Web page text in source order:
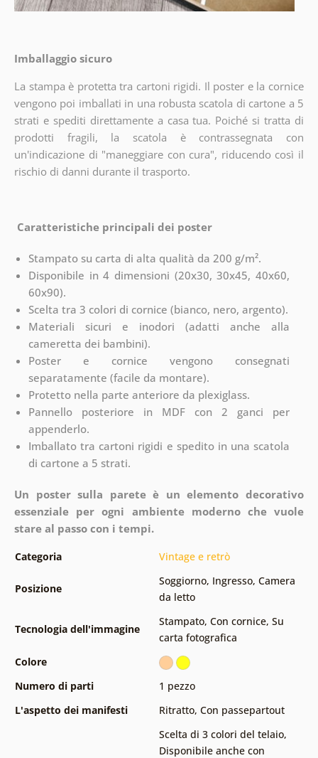
Imballaggio sicuro
La stampa è protetta tra cartoni rigidi. Il poster e la cornice
vengono poi imballati in una robusta scatola di cartone a 5
strati e spediti direttamente a casa tua. Poiché si tratta di
prodotti fragili, la scatola è contrassegnata con
un'indicazione di "maneggiare con cura", riducendo così il
rischio di danni durante il trasporto.
Caratteristiche principali dei poster
Stampato su carta di alta qualità da 200 g/m².
Disponibile in 4 dimensioni (20x30, 30x45, 40x60,
60x90).
Scelta tra 3 colori di cornice (bianco, nero, argento).
Materiali sicuri e inodori (adatti anche alla
cameretta dei bambini).
Poster e cornice vengono consegnati
separatamente (facile da montare).
Protetto nella parte anteriore da plexiglass.
Pannello posteriore in MDF con 2 ganci per
appenderlo.
Imballato tra cartoni rigidi e spedito in una scatola
di cartone a 5 strati.
Un poster sulla parete è un elemento decorativo
essenziale per ogni ambiente moderno che vuole
stare al passo con i tempi.
Categoria Vintage e retrò
Posizione
Soggiorno, Ingresso, Camera
da letto
Tecnologia dell'immagine
Stampato, Con cornice, Su
carta fotografica
Colore
Numero di parti
1 pezzo
L'aspetto dei manifesti
Ritratto, Con passepartout
Scelta di 3 colori del telaio,
Disponibile anche con